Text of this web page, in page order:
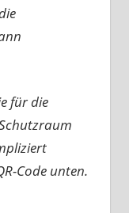
für die
Code unten.